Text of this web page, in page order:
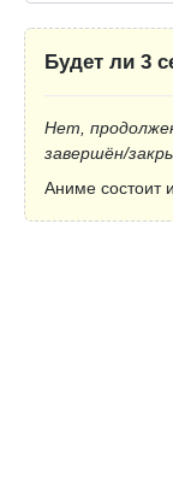
Будет ли 3
Нет,
завершён/
Аниме состоит